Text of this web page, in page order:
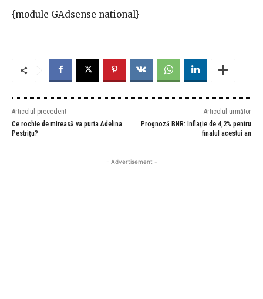
{module GAdsense national}
Articolul precedent
Ce rochie de mireasă va purta Adelina
Pestrițu?
Articolul următor
Prognoză BNR: Inflaţie de 4,2% pentru
finalul acestui an
- Advertisement -